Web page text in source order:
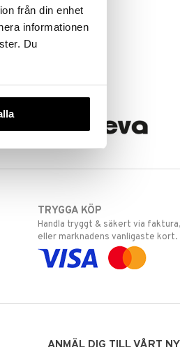
från din enhet
informationen
Du
TRYGGA KÖP
Handla tryggt & säkert via
eller marknadens vanligaste kort.